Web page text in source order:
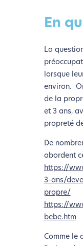
En
La
lorsque
environ.
de la
et 3 ans,
propreté
De
abordent
https://
3-ans/
propre/
https://
bebe.htm
Comme le